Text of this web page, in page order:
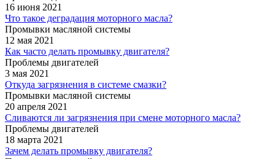
16 июня 2021
Что такое деградация моторного масла?
Промывки масляной системы
12 мая 2021
Как часто делать промывку двигателя?
Проблемы двигателей
3 мая 2021
Откуда загрязнения в системе смазки?
Промывки масляной системы
20 апреля 2021
Сливаются ли загрязнения при смене моторного масла?
Проблемы двигателей
18 марта 2021
Зачем делать промывку двигателя?